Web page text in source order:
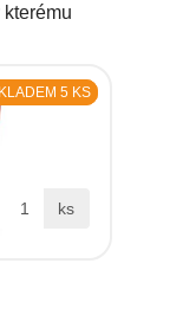
5 KS
ks